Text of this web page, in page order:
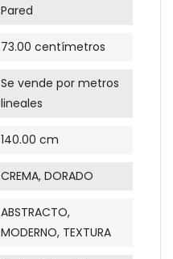
Pared
73.00 centímetros
Se vende por metros
lineales
140.00 cm
CREMA, DORADO
ABSTRACTO,
MODERNO, TEXTURA